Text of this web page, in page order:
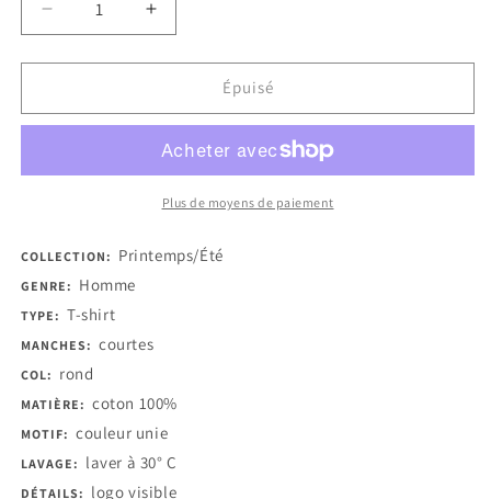
Réduire
la
quantité
Invicta
Augmenter
la
quantité
Invicta
shirts
Épuisé
Plus de moyens de paiement
COLLECTION: Printemps/Été
GENRE: Homme
TYPE: T-shirt
MANCHES: courtes
COL: rond
MATIÈRE: coton 100%
MOTIF: couleur unie
LAVAGE: laver à 30° C
DÉTAILS: logo visible